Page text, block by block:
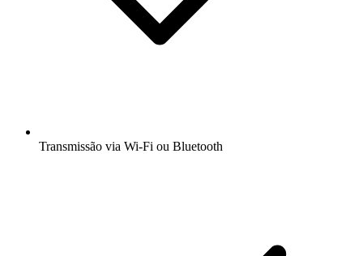
Transmissão via Wi-Fi ou Bluetooth